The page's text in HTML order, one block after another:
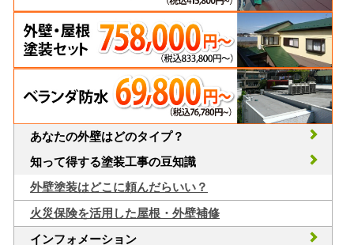
あなたの外壁はどのタイプ？
知って得する塗装工事の豆知識
外壁塗装はどこに頼んだらいい？
火災保険を活用した屋根・外壁補修
インフォメーション